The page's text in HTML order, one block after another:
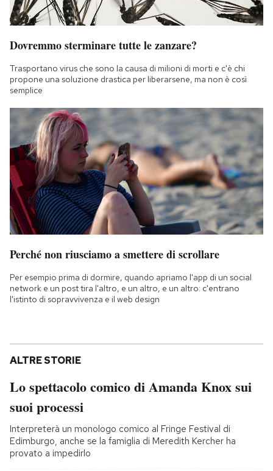
Dovremmo sterminare tutte le zanzare?
Trasportano virus che sono la causa di milioni di morti e c'è chi
propone una soluzione drastica per liberarsene, ma non è così
semplice
Perché non riusciamo a smettere di scrollare
Per esempio prima di dormire, quando apriamo l'app di un social
network e un post tira l'altro, e un altro, e un altro: c'entrano
l'istinto di sopravvivenza e il web design
ALTRE STORIE
Lo spettacolo comico di Amanda Knox sui
suoi processi
Interpreterà un monologo comico al Fringe Festival di
Edimburgo, anche se la famiglia di Meredith Kercher ha
provato a impedirlo